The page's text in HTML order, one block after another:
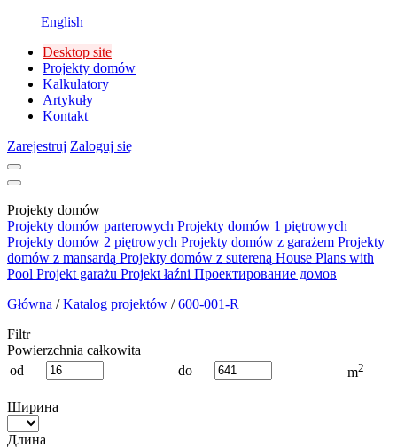
English
Desktop site
Projekty domów
Kalkulatory
Artykuły
Kontakt
Zarejestruj Zaloguj się
Projekty domów
Projekty domów parterowych Projekty domów 1 piętrowych
Projekty domów 2 piętrowych Projekty domów z garażem Projekty
domów z mansardą Projekty domów z sutereną House Plans with
Pool Projekt garażu Projekt łaźni Проектирование домов
Główna / Katalog projektów / 600-001-R
Filtr
Powierzchnia całkowita
od
do m2
Ширина
Длина